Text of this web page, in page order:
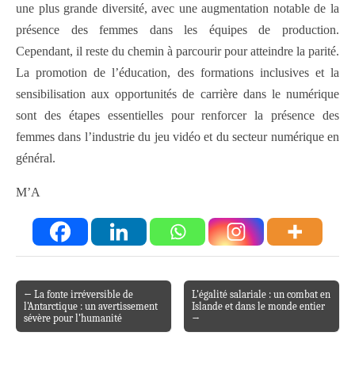
une plus grande diversité, avec une augmentation notable de la
présence des femmes dans les équipes de production.
Cependant, il reste du chemin à parcourir pour atteindre la parité.
La promotion de l’éducation, des formations inclusives et la
sensibilisation aux opportunités de carrière dans le numérique
sont des étapes essentielles pour renforcer la présence des
femmes dans l’industrie du jeu vidéo et du secteur numérique en
général.
M’A
Post navigation
← La fonte irréversible de
l’Antarctique : un avertissement
sévère pour l’humanité
L’égalité salariale : un combat en
Islande et dans le monde entier
→